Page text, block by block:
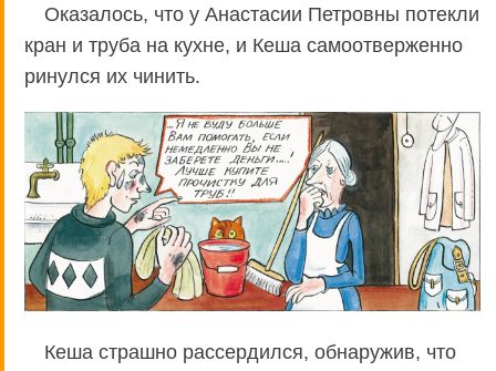
Оказалось, что у Анастасии Петровны потекли
кран и труба на кухне, и Кеша самоотверженно
ринулся их чинить.
Кеша страшно рассердился, обнаружив, что